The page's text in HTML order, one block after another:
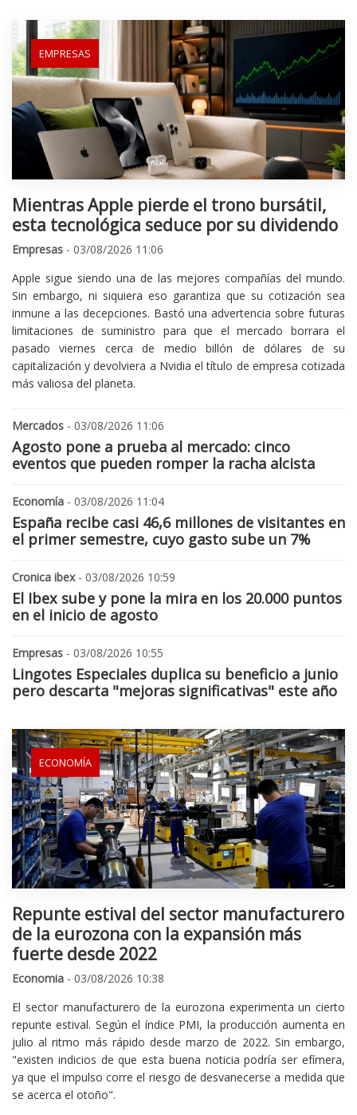
EMPRESAS
Mientras Apple pierde el trono bursátil,
esta tecnológica seduce por su dividendo
Empresas - 03/08/2026 11:06
Apple sigue siendo una de las mejores compañías del mundo.
Sin embargo, ni siquiera eso garantiza que su cotización sea
inmune a las decepciones. Bastó una advertencia sobre futuras
limitaciones de suministro para que el mercado borrara el
pasado viernes cerca de medio billón de dólares de su
capitalización y devolviera a Nvidia el título de empresa cotizada
más valiosa del planeta.
Mercados - 03/08/2026 11:06
Agosto pone a prueba al mercado: cinco
eventos que pueden romper la racha alcista
Economía - 03/08/2026 11:04
España recibe casi 46,6 millones de visitantes en
el primer semestre, cuyo gasto sube un 7%
Cronica ibex- 03/08/2026 10:59
El Ibex sube y pone la mira en los 20.000 puntos
en el inicio de agosto
Empresas - 03/08/2026 10:55
Lingotes Especiales duplica su beneficio a junio
pero descarta "mejoras significativas" este año
ECONOMÍA
Repunte estival del sector manufacturero
de la eurozona con la expansión más
fuerte desde 2022
Economia - 03/08/2026 10:38
El sector manufacturero de la eurozona experimenta un cierto
repunte estival. Según el índice PMI, la producción aumenta en
julio al ritmo más rápido desde marzo de 2022. Sin embargo,
"existen indicios de que esta buena noticia podría ser efímera,
ya que el impulso corre el riesgo de desvanecerse a medida que
se acerca el otoño".